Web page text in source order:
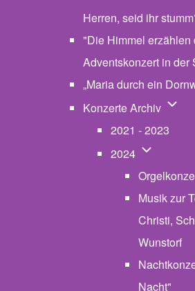
Herren, seid ihr
"Die Himmel erzählen
Adventskonzert in der
„Maria durch ein
Konzerte Archiv
2021 - 2023
2024
Musik zur
Christi,
Wunstorf
Nacht"